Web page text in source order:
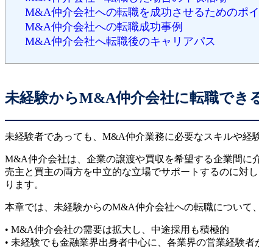
M&A仲介会社への転職を成功させるためのポ
M&A仲介会社への転職成功事例
M&A仲介会社へ転職後のキャリアパス
未経験からM&A仲介会社に転職でき
未経験者であっても、M&A仲介業務に必要なスキルや経
M&A仲介会社は、企業の譲渡や買収を希望する企業間
売主と買主の両方を中立的な立場でサポートするのに対
ります。
本章では、未経験からのM&A仲介会社への転職について
• M&A仲介会社の需要は拡大し、中途採用も積極的
• 未経験でも金融業界出身者中心に、各業界の営業経験者